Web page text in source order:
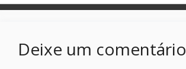
Deixe um comentário